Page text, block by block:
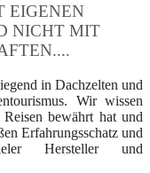
EIGENEN
NICHT MIT
in Dachzelten und
Wir wissen
bewährt hat und
Erfahrungsschatz und
Hersteller und